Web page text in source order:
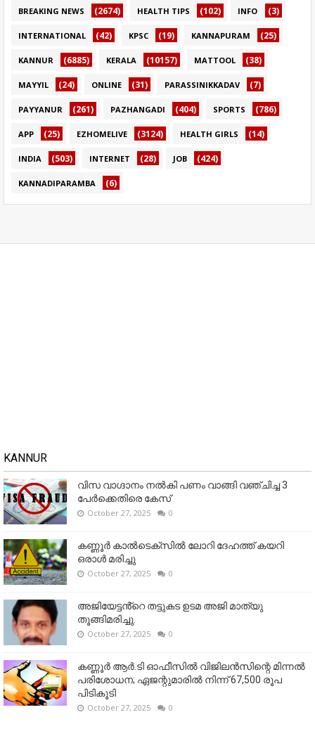
BREAKING NEWS (2674) HEALTH TIPS (102) INFO (3)
INTERNATIONAL (42) KPSC (19) KANNAPURAM (25)
KANNUR (6885) KERALA (10157) MATTOOL (38)
MAYYIL (24) ONLINE (31) PARASSINIKKADAV (7)
PAYYANUR (261) PAZHANGADI (404) SPORTS (786)
APP (25) EZHOMELIVE (3124) HEALTH GIRLS (14)
INDIA (503) INTERNET (28) JOB (424)
KANNADIPARAMBA (6)
KANNUR
വിസ വാഗ്ദാനം നൽകി പണം വാങ്ങി വഞ്ചിച്ച 3
പേർക്കെതിരെ കേസ്
October 27, 2025 0
കണ്ണൂര്‍ കാല്‍ടെക്‌സില്‍ ലോറി ദേഹത്ത് കയറി
ഒരാള്‍ മരിച്ചു
October 27, 2025 0
അജിയേട്ടൻ്റെ തട്ടുകട ഉടമ അജി മാത്യു
തൂങ്ങിമരിച്ചു.
October 27, 2025 0
കണ്ണൂര്‍ ആര്‍.ടി ഓഫീസില്‍ വിജിലൻസിന്റെ മിന്നല്‍
പരിശോധന; ഏജന്റുമാരില്‍ നിന്ന് 67,500 രൂപ
പിടികൂടി
October 27, 2025 0